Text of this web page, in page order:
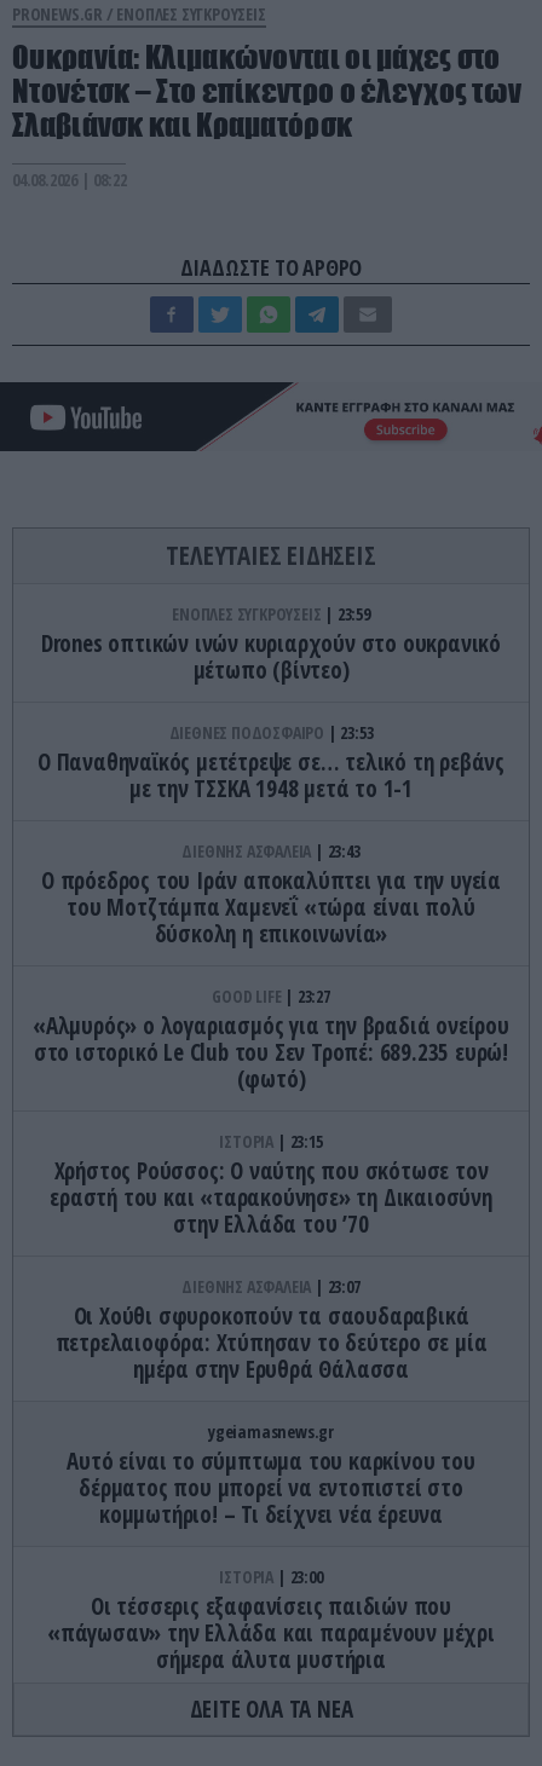
PRONEWS.GR / ΕΝΟΠΛΕΣ ΣΥΓΚΡΟΥΣΕΙΣ
Ουκρανία: Κλιμακώνονται οι μάχες στο
Ντονέτσκ – Στο επίκεντρο o έλεγχος των
Σλαβιάνσκ και Κραματόρσκ
04.08.2026 | 08:22
ΔΙΑΔΩΣΤΕ ΤΟ ΑΡΘΡΟ
ΤΕΛΕΥΤΑΙΕΣ ΕΙΔΗΣΕΙΣ
ΕΝΟΠΛΕΣ ΣΥΓΚΡΟΥΣΕΙΣ 23:59
Drones οπτικών ινών κυριαρχούν στο ουκρανικό
μέτωπο (βίντεο)
ΔΙΕΘΝΕΣ ΠΟΔΟΣΦΑΙΡΟ 23:53
Ο Παναθηναϊκός μετέτρεψε σε… τελικό τη ρεβάνς
με την ΤΣΣΚΑ 1948 μετά το 1-1
ΔΙΕΘΝΗΣ ΑΣΦΑΛΕΙΑ 23:43
Ο πρόεδρος του Ιράν αποκαλύπτει για την υγεία
του Μοτζτάμπα Χαμενεΐ «τώρα είναι πολύ
δύσκολη η επικοινωνία»
GOOD LIFE 23:27
«Αλμυρός» ο λογαριασμός για την βραδιά ονείρου
στο ιστορικό Le Club του Σεν Τροπέ: 689.235 ευρώ!
(φωτό)
ΙΣΤΟΡΙΑ 23:15
Χρήστος Ρούσσος: Ο ναύτης που σκότωσε τον
εραστή του και «ταρακούνησε» τη Δικαιοσύνη
στην Ελλάδα του ’70
ΔΙΕΘΝΗΣ ΑΣΦΑΛΕΙΑ 23:07
Οι Χούθι σφυροκοπούν τα σαουδαραβικά
πετρελαιοφόρα: Χτύπησαν το δεύτερο σε μία
ημέρα στην Ερυθρά Θάλασσα
ygeiamasnews.gr
Αυτό είναι το σύμπτωμα του καρκίνου του
δέρματος που μπορεί να εντοπιστεί στο
κομμωτήριο! – Τι δείχνει νέα έρευνα
ΙΣΤΟΡΙΑ 23:00
Οι τέσσερις εξαφανίσεις παιδιών που
«πάγωσαν» την Ελλάδα και παραμένουν μέχρι
σήμερα άλυτα μυστήρια
ΕΣΩΤΕΡΙΚΗ ΑΣΦΑΛΕΙΑ 22:57
ΔΕΙΤΕ ΟΛΑ ΤΑ ΝΕΑ